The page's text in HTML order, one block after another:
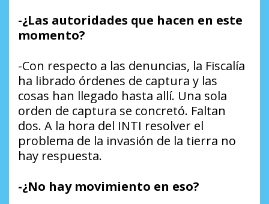
-¿Las autoridades que hacen en este
momento?
-Con respecto a las denuncias, la Fiscalía
ha librado órdenes de captura y las
cosas han llegado hasta allí. Una sola
orden de captura se concretó. Faltan
dos. A la hora del INTI resolver el
problema de la invasión de la tierra no
hay respuesta.
-¿No hay movimiento en eso?